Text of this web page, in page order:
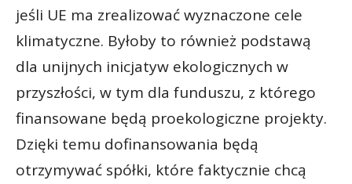
jeśli UE ma zrealizować wyznaczone cele
klimatyczne. Byłoby to również podstawą
dla unijnych inicjatyw ekologicznych w
przyszłości, w tym dla funduszu, z którego
finansowane będą proekologiczne projekty.
Dzięki temu dofinansowania będą
otrzymywać spółki, które faktycznie chcą